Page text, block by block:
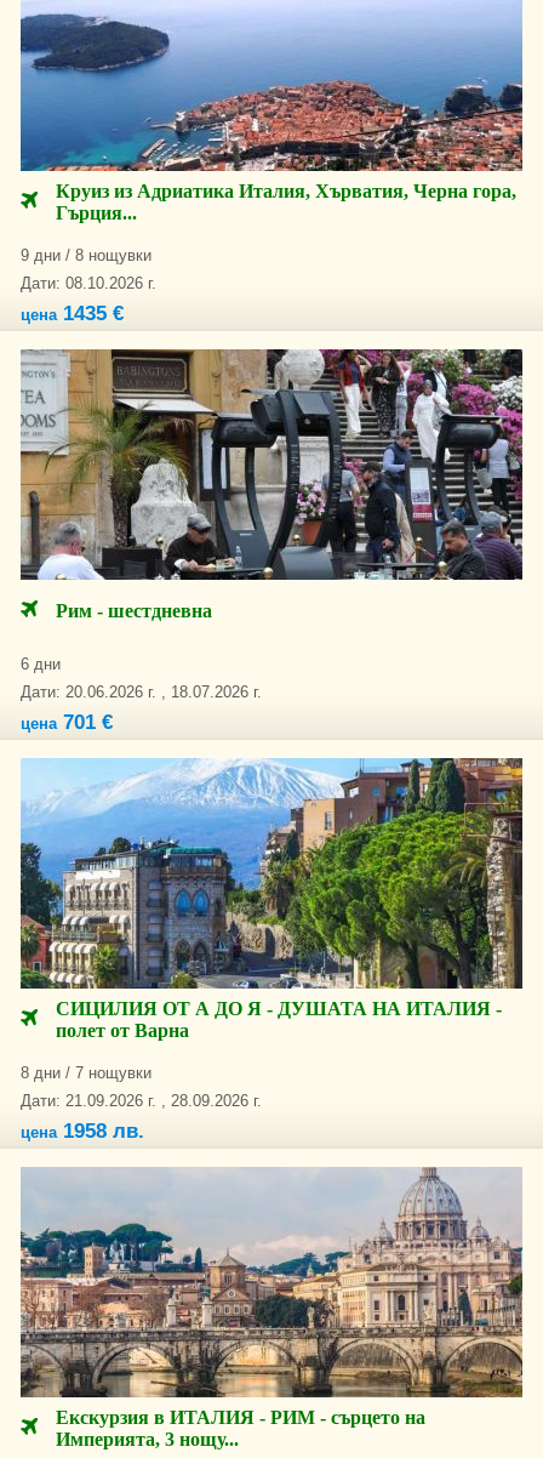
Круиз из Адриатика Италия, Хърватия, Черна гора,
Гърция...
9 дни / 8 нощувки
Дати: 08.10.2026 г.
цена1435 €
Рим - шестдневна
6 дни
Дати: 20.06.2026 г. , 18.07.2026 г.
цена701 €
СИЦИЛИЯ ОТ А ДО Я - ДУШАТА НА ИТАЛИЯ -
полет от Варна
8 дни / 7 нощувки
Дати: 21.09.2026 г. , 28.09.2026 г.
цена1958 лв.
Екскурзия в ИТАЛИЯ - РИМ - сърцето на
Империята, 3 нощу...